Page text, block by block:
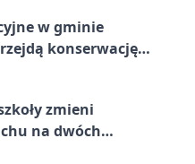
w gminie
konserwację.
zmieni
na dwóch